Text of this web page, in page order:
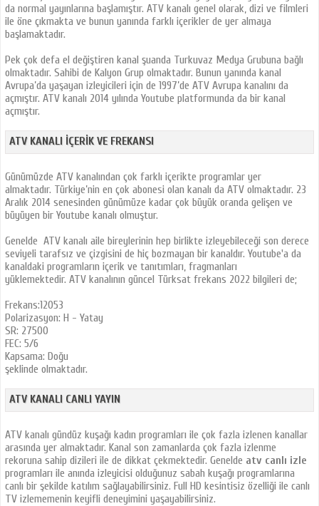
da normal yayınlarına başlamıştır. ATV kanalı genel olarak, dizi ve filmleri
ile öne çıkmakta ve bunun yanında farklı içerikler de yer almaya
başlamaktadır.
Pek çok defa el değiştiren kanal şuanda Turkuvaz Medya Grubuna bağlı
olmaktadır. Sahibi de Kalyon Grup olmaktadır. Bunun yanında kanal
Avrupa’da yaşayan izleyicileri için de 1997’de ATV Avrupa kanalını da
açmıştır. ATV kanalı 2014 yılında Youtube platformunda da bir kanal
açmıştır.
ATV KANALI İÇERIK VE FREKANSI
Günümüzde ATV kanalından çok farklı içerikte programlar yer
almaktadır. Türkiye’nin en çok abonesi olan kanalı da ATV olmaktadır. 23
Aralık 2014 senesinden günümüze kadar çok büyük oranda gelişen ve
büyüyen bir Youtube kanalı olmuştur.
Genelde ATV kanalı aile bireylerinin hep birlikte izleyebileceği son derece
seviyeli tarafsız ve çizgisini de hiç bozmayan bir kanaldır. Youtube'a da
kanaldaki programların içerik ve tanıtımları, fragmanları
yüklemektedir. ATV kanalının güncel Türksat frekans 2022 bilgileri de;
Frekans:12053
Polarizasyon: H - Yatay
SR: 27500
FEC: 5/6
Kapsama: Doğu
şeklinde olmaktadır.
ATV KANALI CANLI YAYIN
ATV kanalı gündüz kuşağı kadın programları ile çok fazla izlenen kanallar
arasında yer almaktadır. Kanal son zamanlarda çok fazla izlenme
rekoruna sahip dizileri ile de dikkat çekmektedir. Genelde atv canlı izle
programları ile anında izleyicisi olduğunuz sabah kuşağı programlarına
canlı bir şekilde katılım sağlayabilirsiniz. Full HD kesintisiz özelliği ile canlı
TV izlememenin keyifli deneyimini yaşayabilirsiniz.